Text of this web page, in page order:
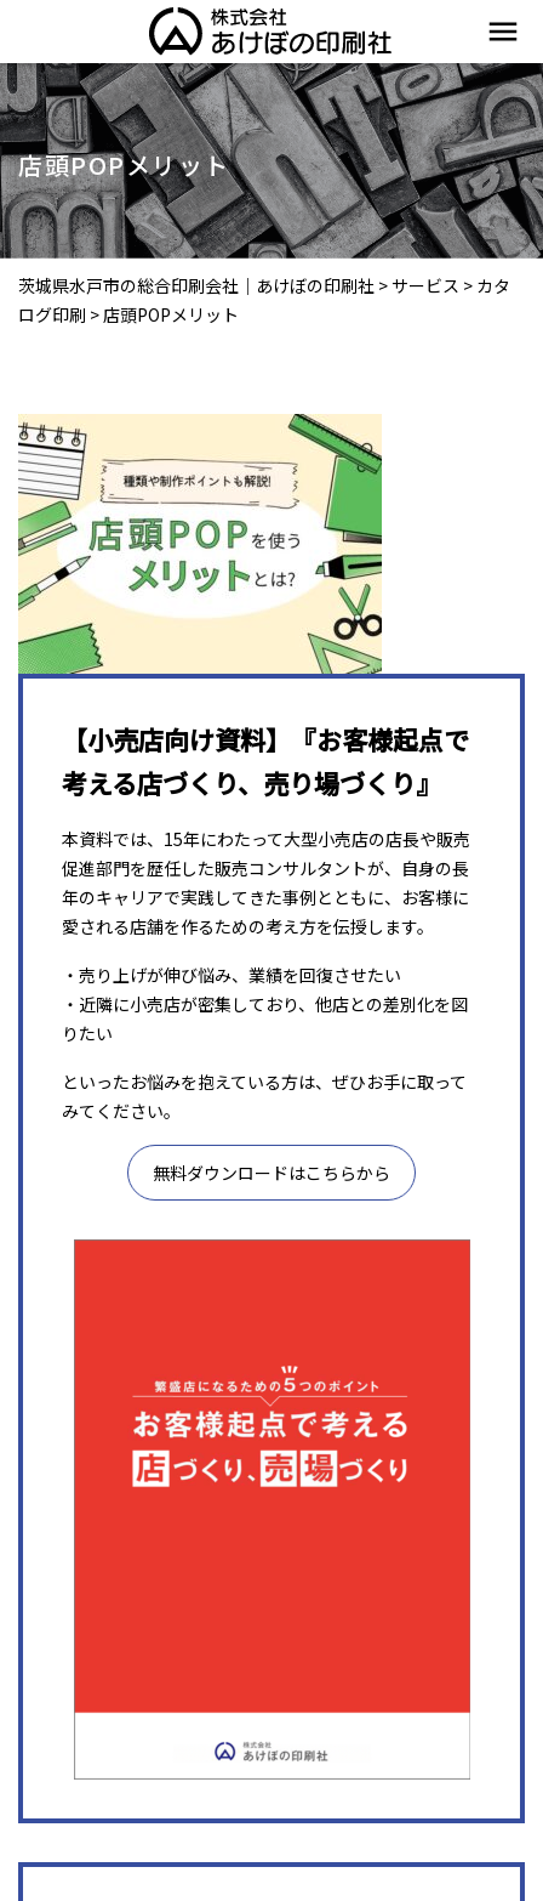
menu
店頭POPメリット
茨城県水戸市の総合印刷会社｜あけぼの印刷社 > サービス > カタ
ログ印刷 >店頭POPメリット
【小売店向け資料】『お客様起点で
考える店づくり、売り場づくり』
本資料では、15年にわたって大型小売店の店長や販売
促進部門を歴任した販売コンサルタントが、自身の長
年のキャリアで実践してきた事例とともに、お客様に
愛される店舗を作るための考え方を伝授します。
・売り上げが伸び悩み、業績を回復させたい
・近隣に小売店が密集しており、他店との差別化を図
りたい
といったお悩みを抱えている方は、ぜひお手に取って
みてください。
無料ダウンロードはこちらから